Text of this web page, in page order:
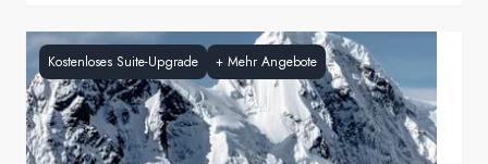
Kostenloses Suite-Upgrade + Mehr Angebote